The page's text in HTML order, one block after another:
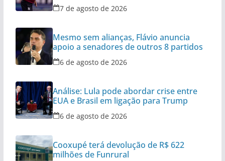
7 de agosto de 2026
Mesmo sem alianças, Flávio anuncia
apoio a senadores de outros 8 partidos
6 de agosto de 2026
Análise: Lula pode abordar crise entre
EUA e Brasil em ligação para Trump
6 de agosto de 2026
Cooxupé terá devolução de R$ 622
milhões de Funrural